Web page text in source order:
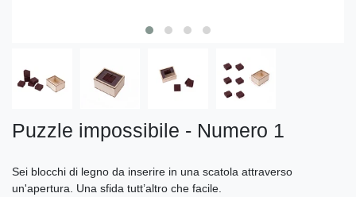
Puzzle impossibile - Numero 1
Sei blocchi di legno da inserire in una scatola attraverso
un'apertura. Una sfida tutt’altro che facile.